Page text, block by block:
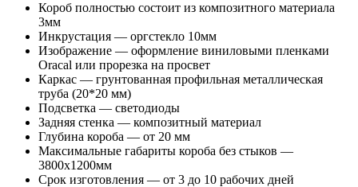
Короб полностью состоит из композитного материала
3мм
Инкрустация — оргстекло 10мм
Изображение — оформление виниловыми пленками
Oracal или прорезка на просвет
Каркас — грунтованная профильная металлическая
труба (20*20 мм)
Подсветка — светодиоды
Задняя стенка — композитный материал
Глубина короба — от 20 мм
Максимальные габариты короба без стыков —
3800х1200мм
Срок изготовления — от 3 до 10 рабочих дней